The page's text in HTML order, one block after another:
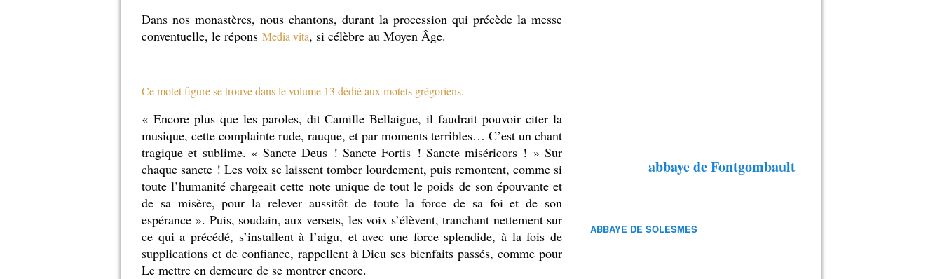
Dans nos monastères, nous chantons, durant la procession qui précède la messe
conventuelle, le répons Media vita, si célèbre au Moyen Âge.
Ce motet figure se trouve dans le volume 13 dédié aux motets grégoriens.
« Encore plus que les paroles, dit Camille Bellaigue, il faudrait pouvoir citer la
musique, cette complainte rude, rauque, et par moments terribles… C’est un chant
tragique et sublime. « Sancte Deus ! Sancte Fortis ! Sancte miséricors ! » Sur
chaque sancte ! Les voix se laissent tomber lourdement, puis remontent, comme si
toute l’humanité chargeait cette note unique de tout le poids de son épouvante et
de sa misère, pour la relever aussitôt de toute la force de sa foi et de son
espérance ». Puis, soudain, aux versets, les voix s’élèvent, tranchant nettement sur
ce qui a précédé, s’installent à l’aigu, et avec une force splendide, à la fois de
supplications et de confiance, rappellent à Dieu ses bienfaits passés, comme pour
Le mettre en demeure de se montrer encore.
abbaye de Fontgombault
ABBAYE DE SOLESMES